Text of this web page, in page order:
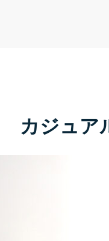
カジュア